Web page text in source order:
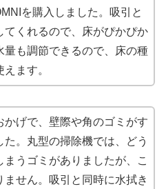
を購入しました。吸引と
てくれるので、床がぴかぴか
量も調節できるので、床の種
ます。
かげで、壁際や角のゴミがす
た。丸型の掃除機では、どう
まうゴミがありましたが、こ
ません。吸引と同時に水拭き